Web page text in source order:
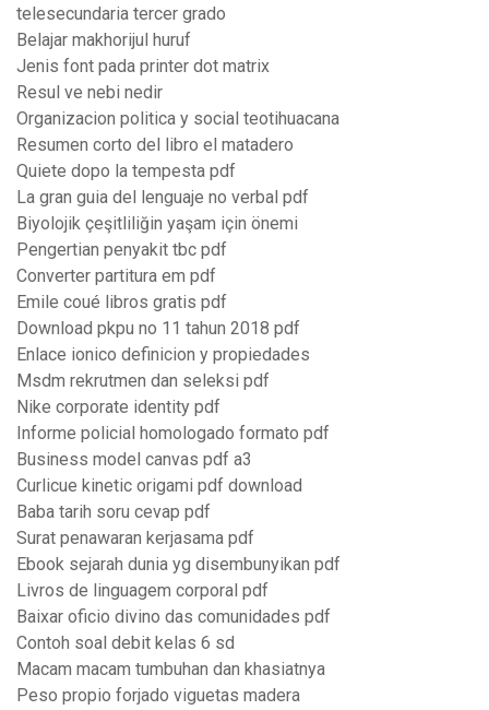
telesecundaria tercer grado
Belajar makhorijul huruf
Jenis font pada printer dot matrix
Resul ve nebi nedir
Organizacion politica y social teotihuacana
Resumen corto del libro el matadero
Quiete dopo la tempesta pdf
La gran guia del lenguaje no verbal pdf
Biyolojik çeşitliliğin yaşam için önemi
Pengertian penyakit tbc pdf
Converter partitura em pdf
Emile coué libros gratis pdf
Download pkpu no 11 tahun 2018 pdf
Enlace ionico definicion y propiedades
Msdm rekrutmen dan seleksi pdf
Nike corporate identity pdf
Informe policial homologado formato pdf
Business model canvas pdf a3
Curlicue kinetic origami pdf download
Baba tarih soru cevap pdf
Surat penawaran kerjasama pdf
Ebook sejarah dunia yg disembunyikan pdf
Livros de linguagem corporal pdf
Baixar oficio divino das comunidades pdf
Contoh soal debit kelas 6 sd
Macam macam tumbuhan dan khasiatnya
Peso propio forjado viguetas madera